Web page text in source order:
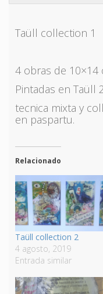
Taüll collection 1
4 obras de 10×14
Pintadas en Taüll
tecnica mixta y
en paspartu.
Relacionado
Taüll collection 2
4 agosto, 2019
Entrada similar